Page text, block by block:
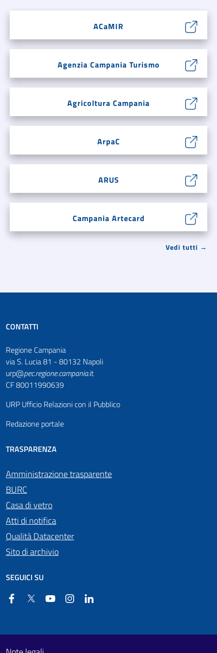
ACaMIR
Agenzia Campania Turismo
Agricoltura Campania
ArpaC
ARUS
Campania Artecard
Vedi tutti →
CONTATTI
Regione Campania
via S. Lucia 81 - 80132 Napoli
urp@pec.regione.campania.it
CF 80011990639
URP Ufficio Relazioni con il Pubblico
Redazione portale
TRASPARENZA
Amministrazione trasparente
BURC
Casa di vetro
Atti di notifica
Qualità Datacenter
Sito di archivio
SEGUICI SU
FacebookTwitter YouTube Instagram
Footer First
Useful links section